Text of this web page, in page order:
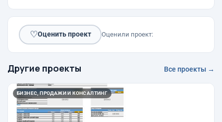
♡Оценить проект Оценили проект:
Другие проекты Все проекты →
БИЗНЕС, ПРОДАЖИ И КОНСАЛТИНГ